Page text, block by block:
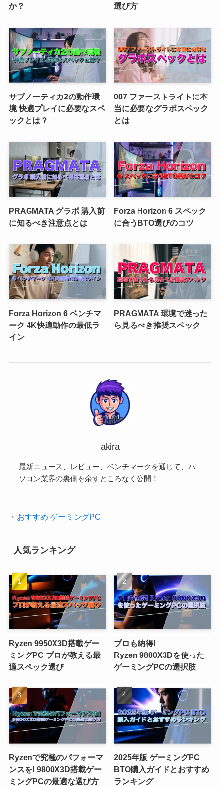
か？ 選び方
サブノーティカ2の動作環
境 快適プレイに必要なスペ
ックとは？
007 ファーストライトに本
当に必要なグラボスペック
とは
PRAGMATA グラボ 購入前
に知るべき注意点とは
Forza Horizon 6 スペック
に合うBTO選びのコツ
Forza Horizon 6 ベンチマ
ーク 4K快適動作の最低ラ
イン
PRAGMATA 環境で迷った
ら見るべき推奨スペック
akira
最新ニュース、レビュー、ベンチマークを通じて、パ
ソコン業界の裏側を余すところなく公開！
・ おすすめ ゲーミングPC
人気ランキング
Ryzen 9950X3D搭載ゲー
ミングPC プロが教える最
適スペック選び
プロも納得!
Ryzen 9800X3Dを使った
ゲーミングPCの選択肢
Ryzenで究極のパフォーマ
ンスを! 9800X3D搭載ゲー
ミングPCの最適な選び方
2025年版 ゲーミングPC
BTO購入ガイドとおすすめ
ランキング